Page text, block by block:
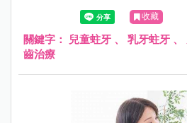
牙，若是蛀牙了怎麼治療呢？
收藏
關鍵字： 兒童蛀牙 、 乳牙蛀牙 、
齒治療